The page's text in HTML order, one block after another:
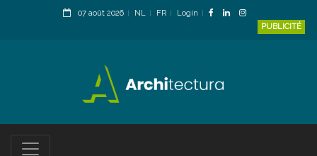
07 août 2026 NL FR
Login
PUBLICITÉ